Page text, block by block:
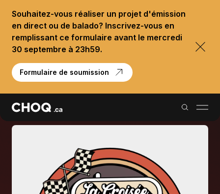
Souhaitez-vous réaliser un projet d'émission
en direct ou de balado? Inscrivez-vous en
remplissant ce formulaire avant le mercredi
30 septembre à 23h59.
Formulaire de soumission
Balados
Reportages